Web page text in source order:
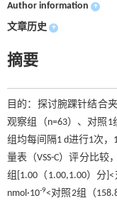
Author information +
文章历史 +
摘要
目的：探讨腕踝针结合
观察组（n=63）、对照
组均每间隔1 d进行1次
量表（VSS-C）评分比较
组[1.00（1.00,1.00）分
nmol·10-9<对照2组（